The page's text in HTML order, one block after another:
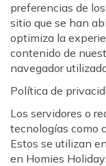
preferencias de
sitio que se han
optimiza la
contenido de
navegador
Política de
Los servidores o
tecnologías como
Estos se utilizan
en Homies